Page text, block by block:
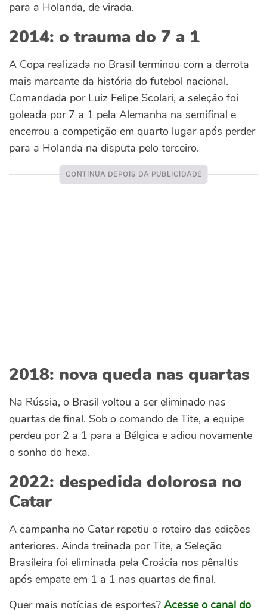
para a Holanda, de virada.
2014: o trauma do 7 a 1
A Copa realizada no Brasil terminou com a derrota
mais marcante da história do futebol nacional.
Comandada por Luiz Felipe Scolari, a seleção foi
goleada por 7 a 1 pela Alemanha na semifinal e
encerrou a competição em quarto lugar após perder
para a Holanda na disputa pelo terceiro.
2018: nova queda nas quartas
Na Rússia, o Brasil voltou a ser eliminado nas
quartas de final. Sob o comando de Tite, a equipe
perdeu por 2 a 1 para a Bélgica e adiou novamente
o sonho do hexa.
2022: despedida dolorosa no
Catar
A campanha no Catar repetiu o roteiro das edições
anteriores. Ainda treinada por Tite, a Seleção
Brasileira foi eliminada pela Croácia nos pênaltis
após empate em 1 a 1 nas quartas de final.
Quer mais notícias de esportes? Acesse o canal do